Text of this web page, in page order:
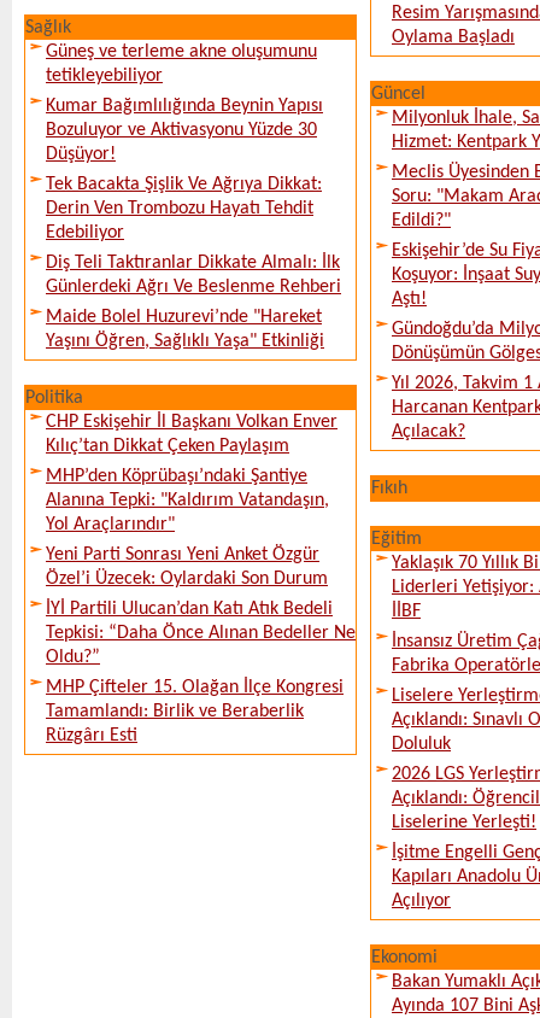
Sağlık
Güneş ve terleme akne oluşumunu
tetikleyebiliyor
Kumar Bağımlılığında Beynin Yapısı
Bozuluyor ve Aktivasyonu Yüzde 30
Düşüyor!
Tek Bacakta Şişlik Ve Ağrıya Dikkat:
Derin Ven Trombozu Hayatı Tehdit
Edebiliyor
Diş Teli Taktıranlar Dikkate Almalı: İlk
Günlerdeki Ağrı Ve Beslenme Rehberi
Maide Bolel Huzurevi’nde "Hareket
Yaşını Öğren, Sağlıklı Yaşa" Etkinliği
Politika
CHP Eskişehir İl Başkanı Volkan Enver
Kılıç’tan Dikkat Çeken Paylaşım
MHP’den Köprübaşı’ndaki Şantiye
Alanına Tepki: "Kaldırım Vatandaşın,
Yol Araçlarındır"
Yeni Parti Sonrası Yeni Anket Özgür
Özel’i Üzecek: Oylardaki Son Durum
İYİ Partili Ulucan’dan Katı Atık Bedeli
Tepkisi: “Daha Önce Alınan Bedeller Ne
Oldu?”
MHP Çifteler 15. Olağan İlçe Kongresi
Tamamlandı: Birlik ve Beraberlik
Rüzgârı Esti
Resim
Oylama Başladı
Güncel
Milyonluk İhale,
Hizmet: Kentpark
Meclis Üyesinden
Soru: "Makam
Edildi?"
Eskişehir’de Su
Koşuyor: İnşaat
Aştı!
Gündoğdu’da
Dönüşümün
Yıl 2026, Takvim
Harcanan
Açılacak?
Fıkıh
Eğitim
Yaklaşık 70 Yıllık
Liderleri
İİBF
İnsansız Üretim
Fabrika
Liselere
Açıklandı:
Doluluk
2026 LGS
Açıklandı:
Liselerine Yerleşti!
İşitme Engelli
Kapıları Anadolu
Açılıyor
Ekonomi
Bakan Yumaklı
Ayında 107 Bini